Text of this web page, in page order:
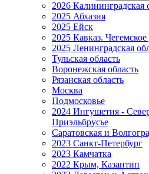
2026 Калининградская
2025 Абхазия
2025 Ейск
2025 Кавказ.
2025 Ленинградская
Тульская область
Воронежская область
Рязанская область
Москва
Подмосковье
2024 Ингушетия -
Приэльбрусье
Саратовская и
2023 Санкт-Петербург
2023 Камчатка
2022 Крым, Казантип